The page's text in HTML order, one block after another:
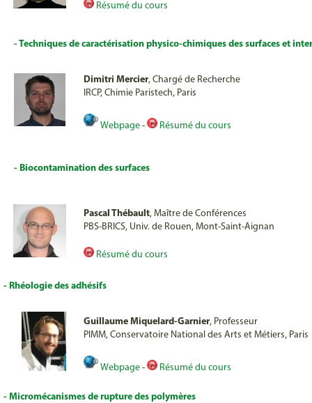
Résumé du cours
- Techniques de caractérisation physico-chimiques des surfaces et
Dimitri Mercier, Chargé de Recherche
IRCP, Chimie Paristech, Paris
Webpage - Résumé du cours
- Biocontamination des surfaces
Pascal Thébault, Maître de Conférences
PBS-BRICS, Univ. de Rouen, Mont-Saint-Aignan
Résumé du cours
- Rhéologie des adhésifs
Guillaume Miquelard-Garnier, Professeur
PIMM, Conservatoire National des Arts et Métiers, Paris
Webpage - Résumé du cours
- Micromécanismes de rupture des polymères